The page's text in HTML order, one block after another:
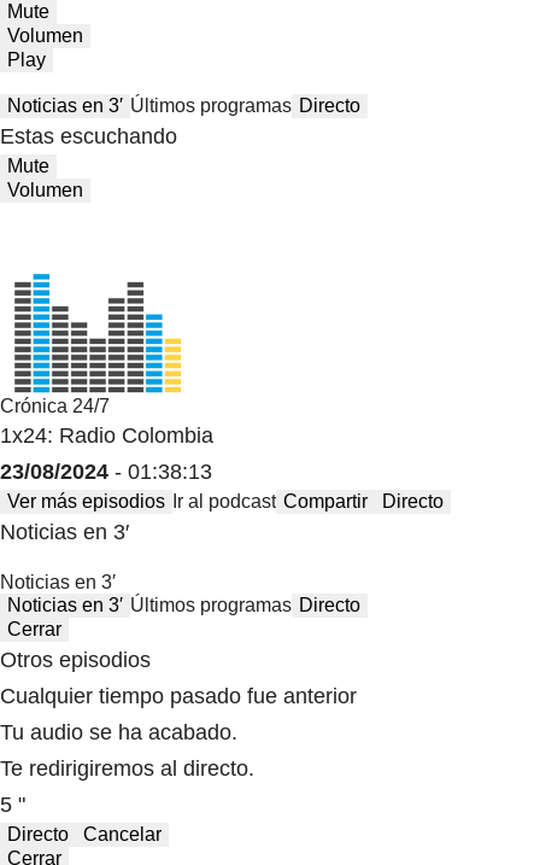
Mute
Volumen
Play
Noticias en 3′ Últimos programas Directo
Estas escuchando
Mute
Volumen
Crónica 24/7
1x24: Radio Colombia
23/08/2024 - 01:38:13
Ver más episodios Ir al podcast Compartir Directo
Noticias en 3′
Noticias en 3′
Noticias en 3′ Últimos programas Directo
Cerrar
Otros episodios
Cualquier tiempo pasado fue anterior
Tu audio se ha acabado.
Te redirigiremos al directo.
5 "
Directo
Cancelar
Cerrar